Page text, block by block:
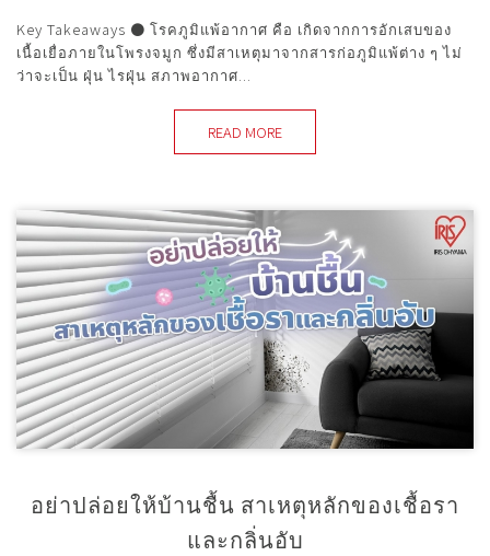
Key Takeaways ● โรคภูมิแพ้อากาศ คือ เกิดจากการอักเสบของ
เนื้อเยื่อภายในโพรงจมูก ซึ่งมีสาเหตุมาจากสารก่อภูมิแพ้ต่าง ๆ ไม่
ว่าจะเป็น ฝุ่น ไรฝุ่น สภาพอากาศ...
READ MORE
อย่าปล่อยให้บ้านชื้น สาเหตุหลักของเชื้อรา
และกลิ่นอับ